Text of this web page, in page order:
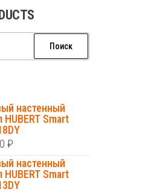
настенный
HUBERT Smart
₽
настенный
HUBERT Smart